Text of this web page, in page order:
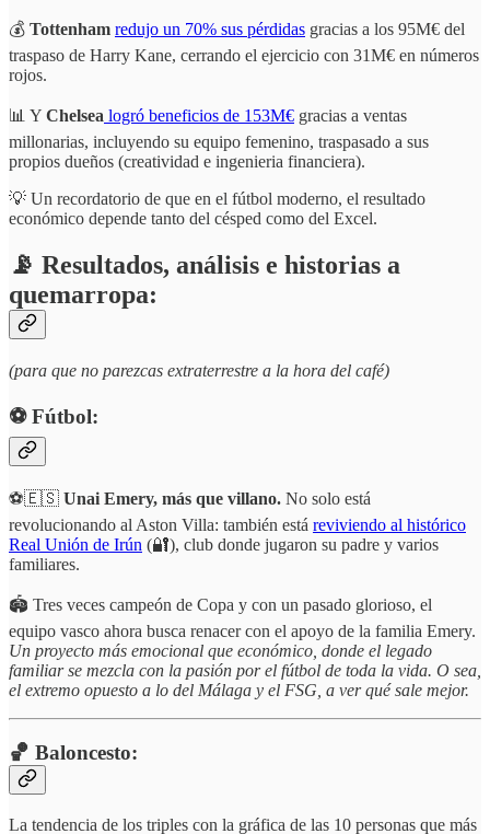
💰 Tottenham redujo un 70% sus pérdidas gracias a los 95M€ del
traspaso de Harry Kane, cerrando el ejercicio con 31M€ en números
rojos.
📊 Y Chelsea logró beneficios de 153M€ gracias a ventas
millonarias, incluyendo su equipo femenino, traspasado a sus
propios dueños (creatividad e ingenieria financiera).
💡 Un recordatorio de que en el fútbol moderno, el resultado
económico depende tanto del césped como del Excel.
📡 Resultados, análisis e historias a
quemarropa:
(para que no parezcas extraterrestre a la hora del café)
⚽️ Fútbol:
⚽🇪🇸 Unai Emery, más que villano. No solo está
revolucionando al Aston Villa: también está reviviendo al histórico
Real Unión de Irún (🔐), club donde jugaron su padre y varios
familiares.
🏟️ Tres veces campeón de Copa y con un pasado glorioso, el
equipo vasco ahora busca renacer con el apoyo de la familia Emery.
Un proyecto más emocional que económico, donde el legado
familiar se mezcla con la pasión por el fútbol de toda la vida. O sea,
el extremo opuesto a lo del Málaga y el FSG, a ver qué sale mejor.
🏀 Baloncesto:
La tendencia de los triples con la gráfica de las 10 personas que más